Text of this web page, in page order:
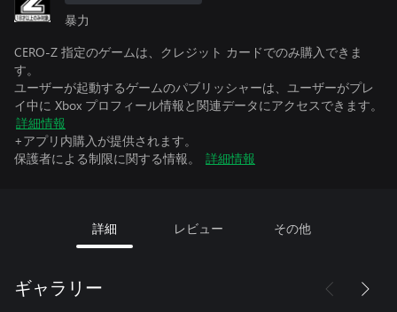
暴力
CERO-Z 指定のゲームは、クレジット カードでのみ購入できま
す。
ユーザーが起動するゲームのパブリッシャーは、ユーザーがプレ
イ中に Xbox プロフィール情報と関連データにアクセスできます。
詳細情報
+アプリ内購入が提供されます。
保護者による制限に関する情報。
詳細情報
詳細 レビュー その他
ギャラリー